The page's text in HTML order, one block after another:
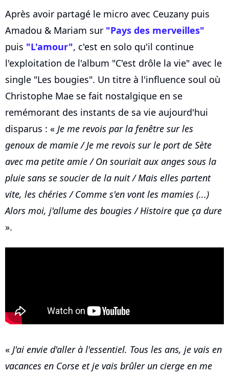
Après avoir partagé le micro avec Ceuzany puis
Amadou & Mariam sur "Pays des merveilles"
puis "L'amour", c'est en solo qu'il continue
l'exploitation de l'album "C'est drôle la vie" avec le
single "Les bougies". Un titre à l'influence soul où
Christophe Mae se fait nostalgique en se
remémorant des instants de sa vie aujourd'hui
disparus : « Je me revois par la fenêtre sur les
genoux de mamie / Je me revois sur le port de Sète
avec ma petite amie / On souriait aux anges sous la
pluie sans se soucier de la nuit / Mais elles partent
vite, les chéries / Comme s'en vont les mamies (...)
Alors moi, j'allume des bougies / Histoire que ça dure
».
« J'ai envie d'aller à l'essentiel. Tous les ans, je vais en
vacances en Corse et je vais brûler un cierge en me